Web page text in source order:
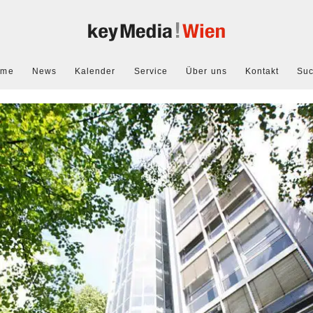
News Kalender Service Über uns Kontakt